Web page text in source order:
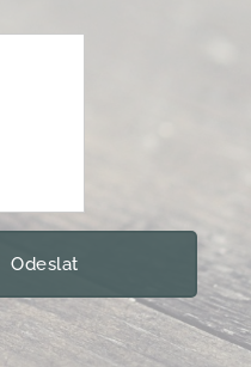
Odeslat